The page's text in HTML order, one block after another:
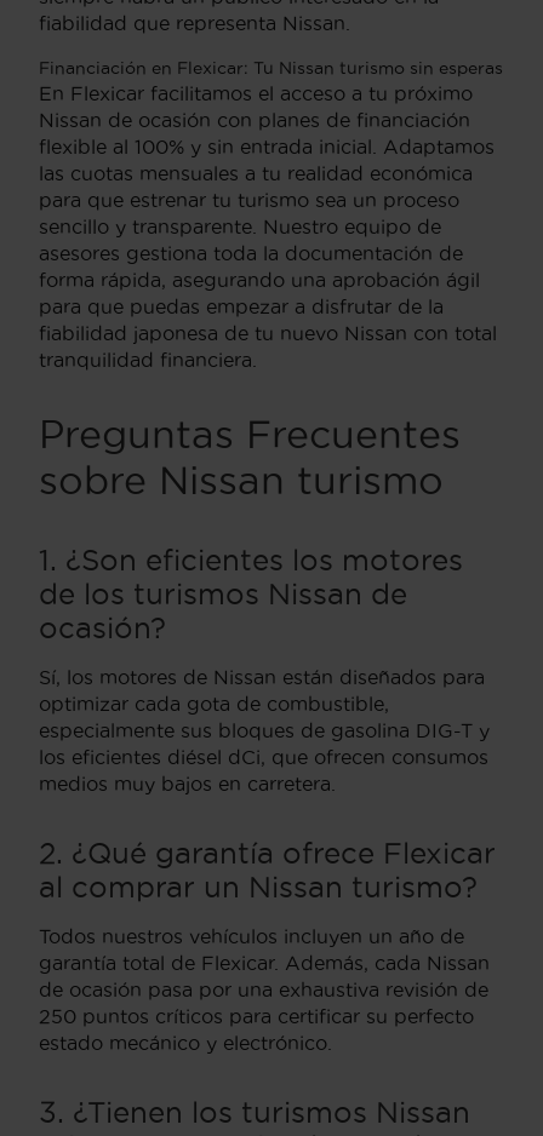
fiabilidad que representa Nissan.
Financiación en Flexicar: Tu Nissan turismo sin esperas
En Flexicar facilitamos el acceso a tu próximo
Nissan de ocasión con planes de financiación
flexible al 100% y sin entrada inicial. Adaptamos
las cuotas mensuales a tu realidad económica
para que estrenar tu turismo sea un proceso
sencillo y transparente. Nuestro equipo de
asesores gestiona toda la documentación de
forma rápida, asegurando una aprobación ágil
para que puedas empezar a disfrutar de la
fiabilidad japonesa de tu nuevo Nissan con total
tranquilidad financiera.
Preguntas Frecuentes
sobre Nissan turismo
1. ¿Son eficientes los motores
de los turismos Nissan de
ocasión?
Sí, los motores de Nissan están diseñados para
optimizar cada gota de combustible,
especialmente sus bloques de gasolina DIG-T y
los eficientes diésel dCi, que ofrecen consumos
medios muy bajos en carretera.
2. ¿Qué garantía ofrece Flexicar
al comprar un Nissan turismo?
Todos nuestros vehículos incluyen un año de
garantía total de Flexicar. Además, cada Nissan
de ocasión pasa por una exhaustiva revisión de
250 puntos críticos para certificar su perfecto
estado mecánico y electrónico.
3. ¿Tienen los turismos Nissan